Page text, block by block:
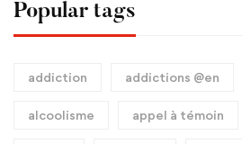
Popular tags
addiction addictions @en
alcoolisme appel à témoin